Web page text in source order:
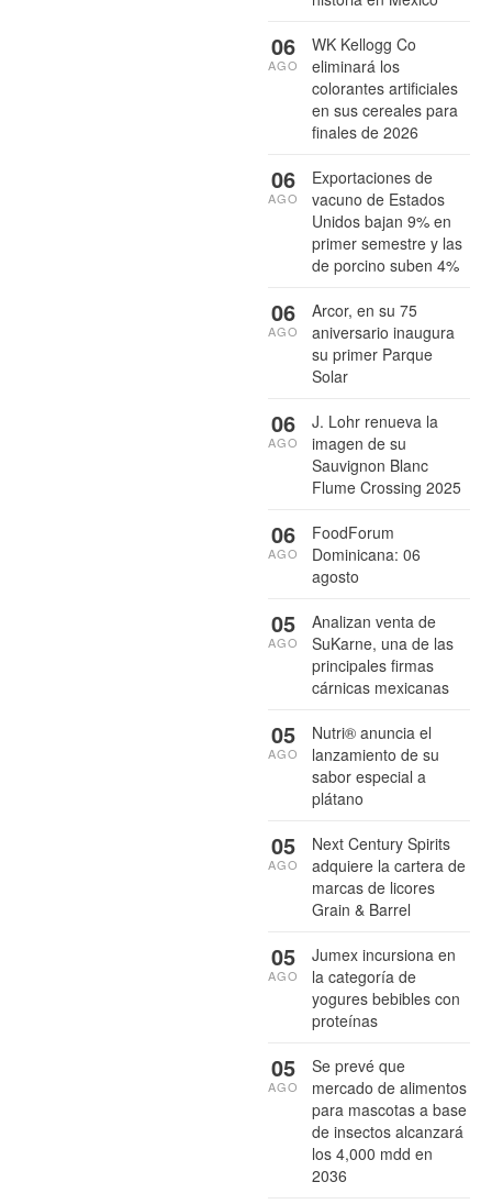
WK Kellogg Co
eliminará los
colorantes artificiales
en sus cereales para
finales de 2026
06
AGO
Exportaciones de
vacuno de Estados
Unidos bajan 9% en
primer semestre y las
de porcino suben 4%
06
AGO
Arcor, en su 75
aniversario inaugura
su primer Parque
Solar
06
AGO
J. Lohr renueva la
imagen de su
Sauvignon Blanc
Flume Crossing 2025
06
AGO
FoodForum
Dominicana: 06
agosto
06
AGO
Analizan venta de
SuKarne, una de las
principales firmas
cárnicas mexicanas
05
AGO
Nutri® anuncia el
lanzamiento de su
sabor especial a
plátano
05
AGO
Next Century Spirits
adquiere la cartera de
marcas de licores
Grain & Barrel
05
AGO
Jumex incursiona en
la categoría de
yogures bebibles con
proteínas
05
AGO
Se prevé que
mercado de alimentos
para mascotas a base
de insectos alcanzará
los 4,000 mdd en
2036
05
AGO